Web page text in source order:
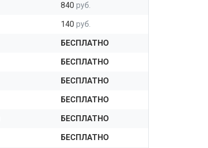
840 руб.
140 руб.
БЕСПЛАТНО
БЕСПЛАТНО
БЕСПЛАТНО
БЕСПЛАТНО
БЕСПЛАТНО
БЕСПЛАТНО